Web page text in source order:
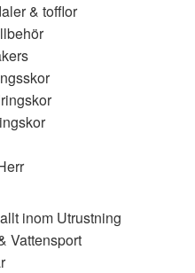
& tofflor
inom Utrustning
Vattensport